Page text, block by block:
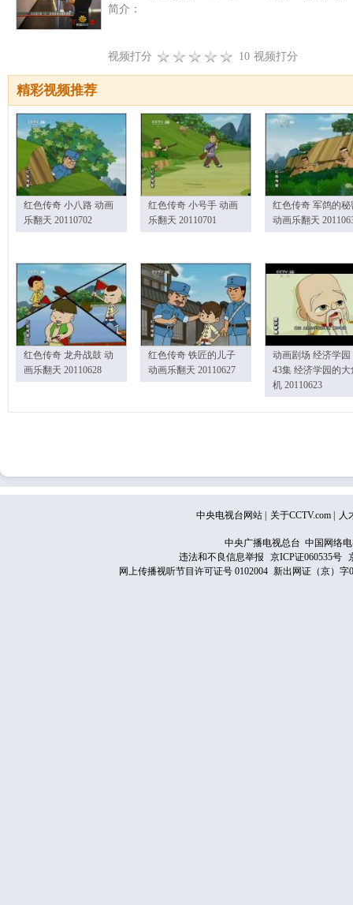
简介：
视频打分 10 视频打分
精彩视频推荐
红色传奇 小八路 动画
乐翻天 20110702
红色传奇 小号手 动画
乐翻天 20110701
红色传奇 军鸽的秘
动画乐翻天
红色传奇 龙舟战鼓 动
画乐翻天 20110628
红色传奇 铁匠的儿子
动画乐翻天 20110627
动画剧场 经济学园
43集 经济学园的大
机 20110623
中央电视台网站 关于CCTV.com 人
中央广播电视总台 中国网络
违法和不良信息举报
京ICP证060535号
网上传播视听节目许可证号 0102004 新出网证（京）